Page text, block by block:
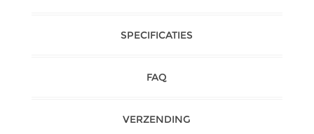
SPECIFICATIES
FAQ
VERZENDING